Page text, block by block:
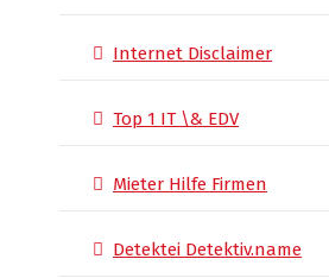
Internet Disclaimer
Top 1 IT \& EDV
Mieter Hilfe Firmen
Detektei Detektiv.name